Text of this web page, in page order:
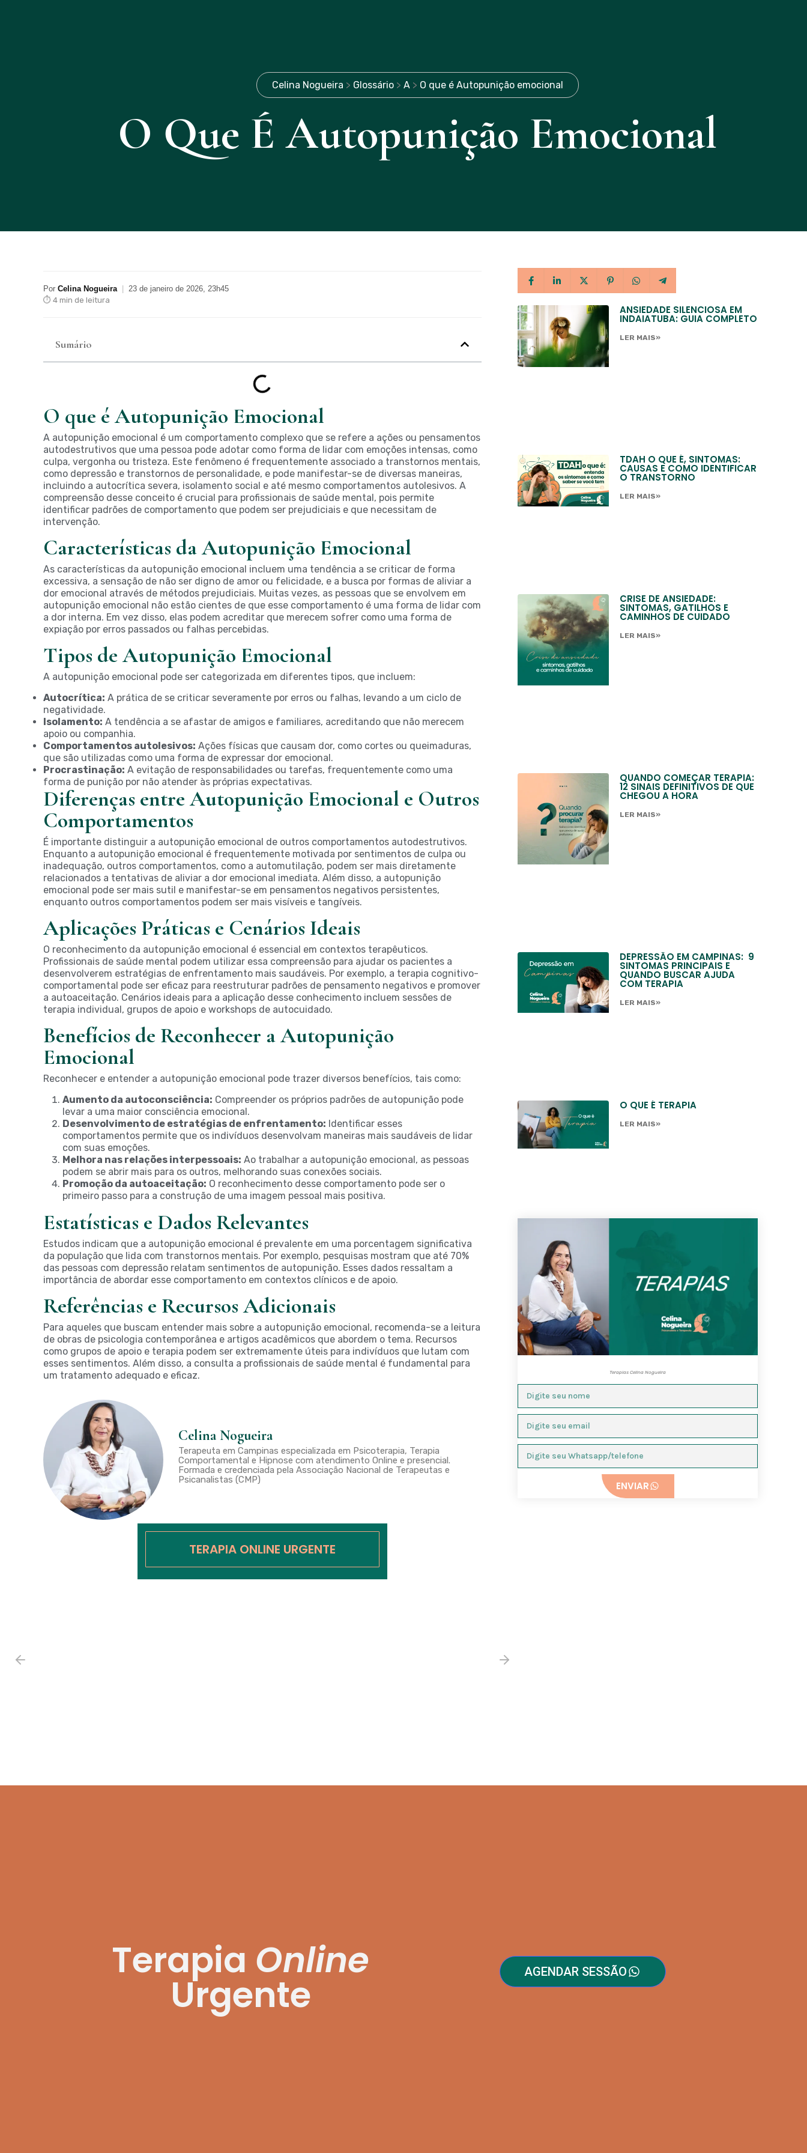
Celina Nogueira > Glossário> A> O que é Autopunição emocional
O Que É Autopunição Emocional
Por Celina Nogueira
23 de janeiro de 2026, 23h45
⏱ 4 min de leitura
Sumário
O que é Autopunição Emocional
A autopunição emocional é um comportamento complexo que se refere a ações ou pensamentos
autodestrutivos que uma pessoa pode adotar como forma de lidar com emoções intensas, como
culpa, vergonha ou tristeza. Este fenômeno é frequentemente associado a transtornos mentais,
como depressão e transtornos de personalidade, e pode manifestar-se de diversas maneiras,
incluindo a autocrítica severa, isolamento social e até mesmo comportamentos autolesivos. A
compreensão desse conceito é crucial para profissionais de saúde mental, pois permite
identificar padrões de comportamento que podem ser prejudiciais e que necessitam de
intervenção.
Características da Autopunição Emocional
As características da autopunição emocional incluem uma tendência a se criticar de forma
excessiva, a sensação de não ser digno de amor ou felicidade, e a busca por formas de aliviar a
dor emocional através de métodos prejudiciais. Muitas vezes, as pessoas que se envolvem em
autopunição emocional não estão cientes de que esse comportamento é uma forma de lidar com
a dor interna. Em vez disso, elas podem acreditar que merecem sofrer como uma forma de
expiação por erros passados ou falhas percebidas.
Tipos de Autopunição Emocional
A autopunição emocional pode ser categorizada em diferentes tipos, que incluem:
Autocrítica: A prática de se criticar severamente por erros ou falhas, levando a um ciclo de
negatividade.
Isolamento: A tendência a se afastar de amigos e familiares, acreditando que não merecem
apoio ou companhia.
Comportamentos autolesivos: Ações físicas que causam dor, como cortes ou queimaduras,
que são utilizadas como uma forma de expressar dor emocional.
Procrastinação: A evitação de responsabilidades ou tarefas, frequentemente como uma
forma de punição por não atender às próprias expectativas.
Diferenças entre Autopunição Emocional e Outros
Comportamentos
É importante distinguir a autopunição emocional de outros comportamentos autodestrutivos.
Enquanto a autopunição emocional é frequentemente motivada por sentimentos de culpa ou
inadequação, outros comportamentos, como a automutilação, podem ser mais diretamente
relacionados a tentativas de aliviar a dor emocional imediata. Além disso, a autopunição
emocional pode ser mais sutil e manifestar-se em pensamentos negativos persistentes,
enquanto outros comportamentos podem ser mais visíveis e tangíveis.
Aplicações Práticas e Cenários Ideais
O reconhecimento da autopunição emocional é essencial em contextos terapêuticos.
Profissionais de saúde mental podem utilizar essa compreensão para ajudar os pacientes a
desenvolverem estratégias de enfrentamento mais saudáveis. Por exemplo, a terapia cognitivo-
comportamental pode ser eficaz para reestruturar padrões de pensamento negativos e promover
a autoaceitação. Cenários ideais para a aplicação desse conhecimento incluem sessões de
terapia individual, grupos de apoio e workshops de autocuidado.
Benefícios de Reconhecer a Autopunição
Emocional
Reconhecer e entender a autopunição emocional pode trazer diversos benefícios, tais como:
Aumento da autoconsciência: Compreender os próprios padrões de autopunição pode
levar a uma maior consciência emocional.
Desenvolvimento de estratégias de enfrentamento: Identificar esses
comportamentos permite que os indivíduos desenvolvam maneiras mais saudáveis de lidar
com suas emoções.
Melhora nas relações interpessoais: Ao trabalhar a autopunição emocional, as pessoas
podem se abrir mais para os outros, melhorando suas conexões sociais.
Promoção da autoaceitação: O reconhecimento desse comportamento pode ser o
primeiro passo para a construção de uma imagem pessoal mais positiva.
Estatísticas e Dados Relevantes
Estudos indicam que a autopunição emocional é prevalente em uma porcentagem significativa
da população que lida com transtornos mentais. Por exemplo, pesquisas mostram que até 70%
das pessoas com depressão relatam sentimentos de autopunição. Esses dados ressaltam a
importância de abordar esse comportamento em contextos clínicos e de apoio.
Referências e Recursos Adicionais
Para aqueles que buscam entender mais sobre a autopunição emocional, recomenda-se a leitura
de obras de psicologia contemporânea e artigos acadêmicos que abordem o tema. Recursos
como grupos de apoio e terapia podem ser extremamente úteis para indivíduos que lutam com
esses sentimentos. Além disso, a consulta a profissionais de saúde mental é fundamental para
um tratamento adequado e eficaz.
Celina Nogueira
Terapeuta em Campinas especializada em Psicoterapia, Terapia
Comportamental e Hipnose com atendimento Online e presencial.
Formada e credenciada pela Associação Nacional de Terapeutas e
Psicanalistas (CMP)
TERAPIA ONLINE URGENTE
ANSIEDADE SILENCIOSA EM
INDAIATUBA: GUIA COMPLETO
LER MAIS»
TDAH O QUE É, SINTOMAS:
CAUSAS E COMO IDENTIFICAR
O TRANSTORNO
LER MAIS»
CRISE DE ANSIEDADE:
SINTOMAS, GATILHOS E
CAMINHOS DE CUIDADO
LER MAIS»
QUANDO COMEÇAR TERAPIA:
12 SINAIS DEFINITIVOS DE QUE
CHEGOU A HORA
LER MAIS»
DEPRESSÃO EM CAMPINAS: 9
SINTOMAS PRINCIPAIS E
QUANDO BUSCAR AJUDA
COM TERAPIA
LER MAIS»
O QUE É TERAPIA
LER MAIS»
Terapias Celina Nogueira
ENVIAR
Terapia Online
Urgente AGENDAR SESSÃO